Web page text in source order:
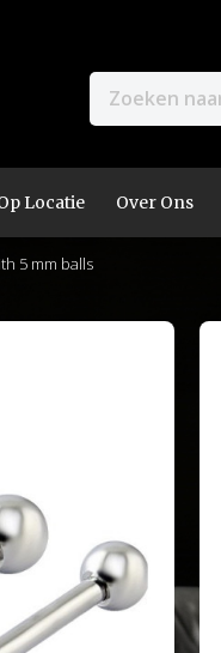
Locatie Over Ons
5 mm balls